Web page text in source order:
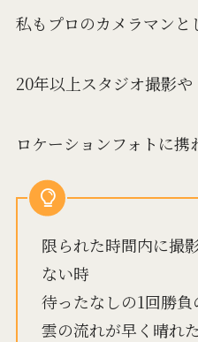
私もプロのカメラマンと
20年以上スタジオ撮影や
ロケーションフォトに携
限られた時間内に撮
ない時
待ったなしの1回勝負
雲の流れが早く晴れ